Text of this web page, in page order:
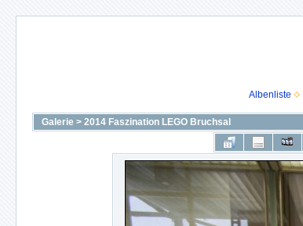
Albenliste
Galerie > 2014 Faszination LEGO Bruchsal